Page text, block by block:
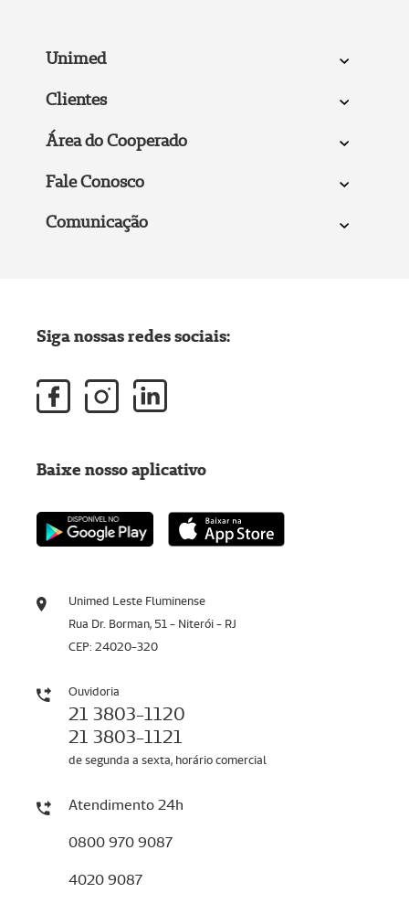
Unimed
Clientes
Área do Cooperado
Fale Conosco
Comunicação
Unimed Leste Fluminense
Rua Dr. Borman, 51 - Niterói - RJ
CEP: 24020-320
Ouvidoria
21 3803-1120
21 3803-1121
de segunda a sexta, horário comercial
Atendimento 24h
0800 970 9087
4020 9087
Siga nossas redes sociais:
Baixe nosso aplicativo